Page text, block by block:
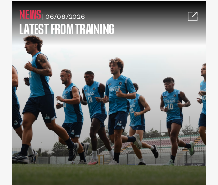
NEWS| 06/08/2026
LATEST FROM TRAINING